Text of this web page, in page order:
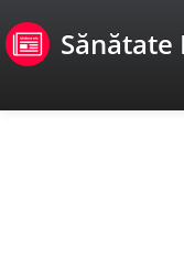
Sănătate